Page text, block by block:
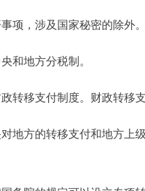
，涉及国家秘密的除外
地方分税制。
支付制度。财政转移支
方的转移支付和地方上级